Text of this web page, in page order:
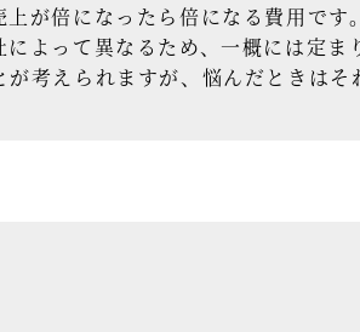
が倍になったら倍になる費用で
よって異なるため、一概には定
考えられますが、悩んだときはそ